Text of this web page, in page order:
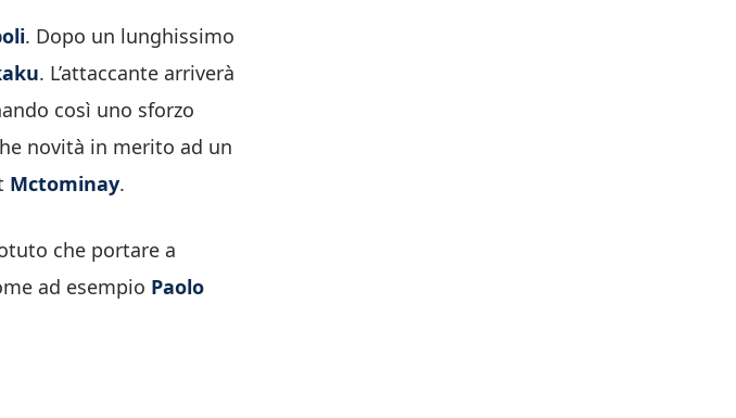
. Dopo un lunghissimo
. L’attaccante arriverà
così uno sforzo
novità in merito ad un
Mctominay.
che portare a
ad esempio Paolo